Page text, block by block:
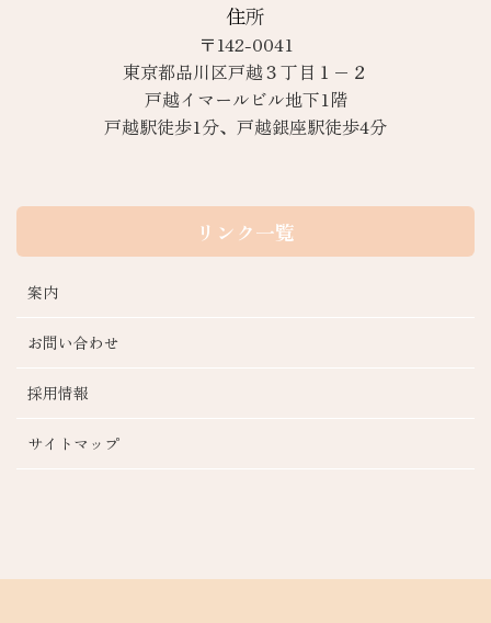
住所
〒142-0041
東京都品川区戸越３丁目１−２
戸越イマールビル地下1階
戸越駅徒歩1分、戸越銀座駅徒歩4分
リンク一覧
案内
お問い合わせ
採用情報
サイトマップ